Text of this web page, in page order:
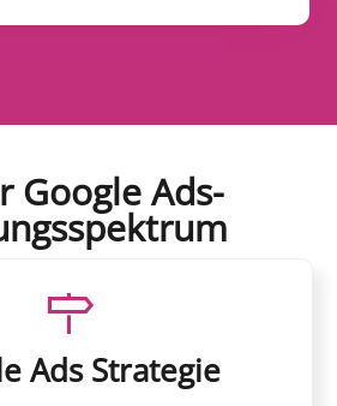
Google Ads-
Ads Strategie